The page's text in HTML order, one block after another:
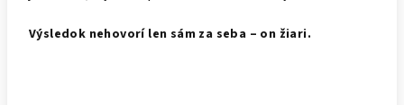
Výsledok nehovorí len sám za seba – on žiari.